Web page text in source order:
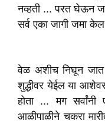
नव्हती ... परत घेऊन
सर्व एका जागी जमा
वेळ अशीच निघून जात
शुद्धीवर येईल या
होता ... मग
आळीपाळीने चकरा